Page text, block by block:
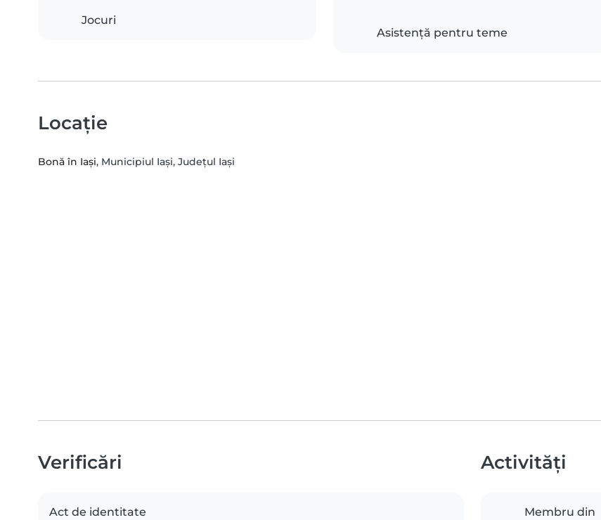
Jocuri
Asistență pentru teme
Locație
Bonă în Iași, Municipiul Iaşi, Județul Iași
Verificări
Act de identitate
Activități
Membru din